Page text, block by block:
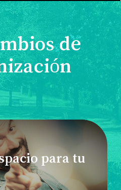
de
para tu